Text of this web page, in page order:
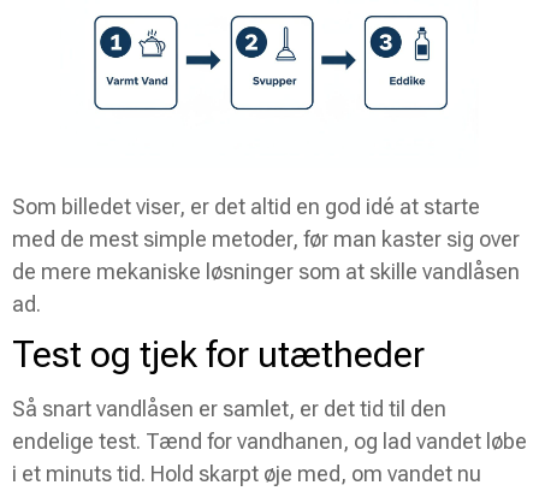
Som billedet viser, er det altid en god idé at starte
med de mest simple metoder, før man kaster sig over
de mere mekaniske løsninger som at skille vandlåsen
ad.
Test og tjek for utætheder
Så snart vandlåsen er samlet, er det tid til den
endelige test. Tænd for vandhanen, og lad vandet løbe
i et minuts tid. Hold skarpt øje med, om vandet nu